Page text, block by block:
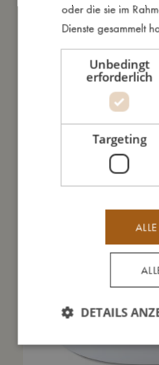
Das
oder die sie im
Dienste gesammelt
Unbedingt
erforderlich
Targeting
DETAILS